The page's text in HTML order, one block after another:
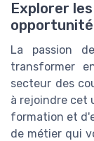
Explorer
La passion
transformer
secteur des
à rejoindre cet
formation et
de métier qui